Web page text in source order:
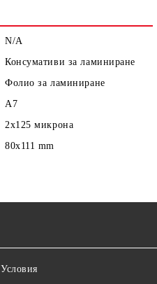
N/A
Консумативи за ламиниране
Фолио за ламиниране
A7
2x125 микрона
80x111 mm
Условия